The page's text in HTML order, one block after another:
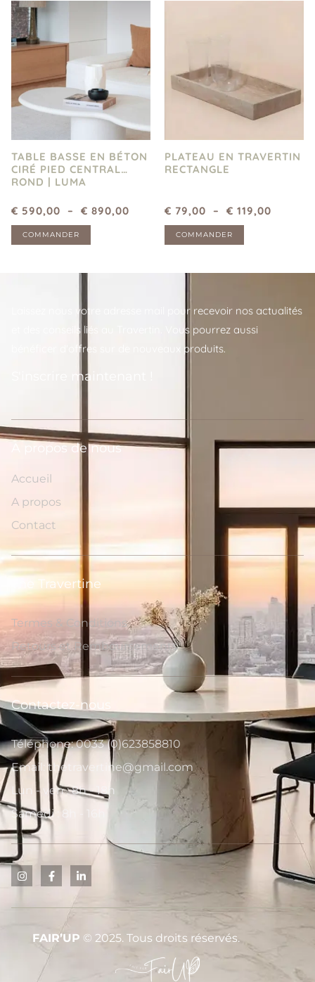
TABLE BASSE EN BÉTON
CIRÉ PIED CENTRAL
ROND | LUMA
€ 590,00 – € 890,00
COMMANDER
PLATEAU EN TRAVERTIN
RECTANGLE
€ 79,00 – € 119,00
COMMANDER
Laissez nous votre adresse mail pour recevoir nos actualités
et des conseils liés au Travertin. Vous pourrez aussi
bénéficer d'offres sur de nouveaux produits.
S'inscrire maintenant !
A propos de nous
Accueil
A propos
Contact
The Travertine
Termes & Conditions
Retours et Remboursements
Contactez-nous
Téléphone: 0033 (0)623858810
Email: thetravertine@gmail.com
Lun - ven : 8h - 18h
Samedi : 8h - 16h
FAIR’UP © 2025. Tous droits réservés.